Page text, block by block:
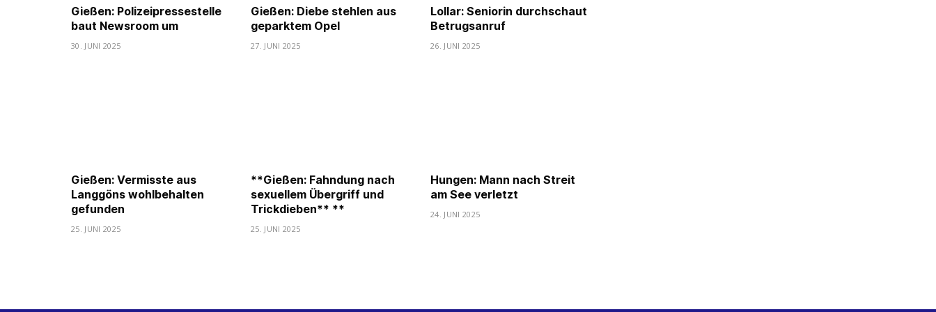
Gießen: Polizeipressestelle
baut Newsroom um
30. JUNI 2025
Gießen: Diebe stehlen aus
geparktem Opel
27. JUNI 2025
Lollar: Seniorin durchschaut
Betrugsanruf
26. JUNI 2025
Gießen: Vermisste aus
Langgöns wohlbehalten
gefunden
25. JUNI 2025
**Gießen: Fahndung nach
sexuellem Übergriff und
Trickdieben** **
25. JUNI 2025
Hungen: Mann nach Streit
am See verletzt
24. JUNI 2025